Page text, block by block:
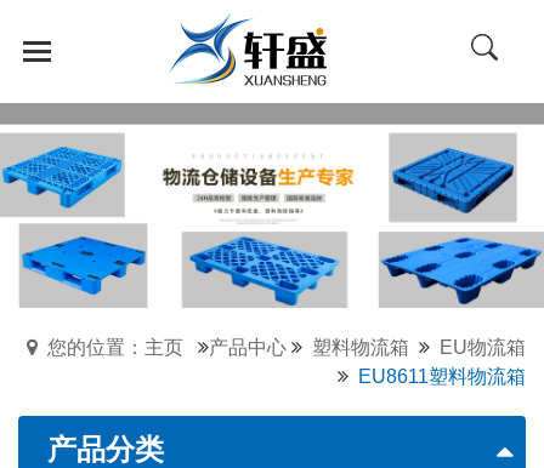
您的位置：主页 产品中心 塑料物流箱
EU物流箱
EU8611塑料物流箱
产品分类